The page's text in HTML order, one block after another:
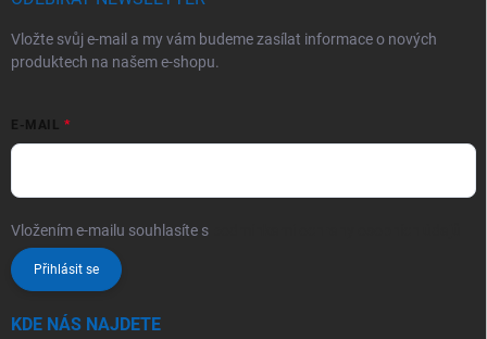
Vložte svůj e-mail a my vám budeme zasílat informace o nových
produktech na našem e-shopu.
E-MAIL
Vložením e-mailu souhlasíte s
Přihlásit se
KDE NÁS NAJDETE